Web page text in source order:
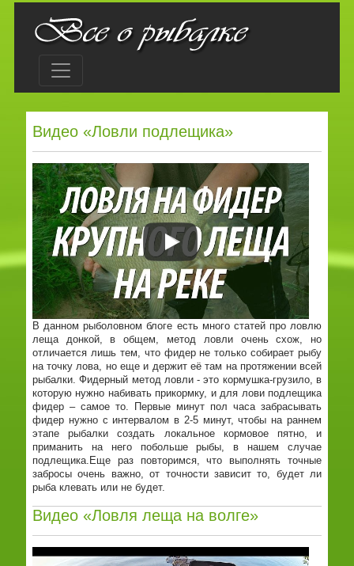
Видео «Ловли подлещика»
В данном рыболовном блоге есть много статей про ловлю
леща донкой, в общем, метод ловли очень схож, но
отличается лишь тем, что фидер не только собирает рыбу
на точку лова, но еще и держит её там на протяжении всей
рыбалки. Фидерный метод ловли - это кормушка-грузило, в
которую нужно набивать прикормку, и для лови подлещика
фидер – самое то. Первые минут пол часа забрасывать
фидер нужно с интервалом в 2-5 минут, чтобы на раннем
этапе рыбалки создать локальное кормовое пятно, и
приманить на него побольше рыбы, в нашем случае
подлещика.Еще раз повторимся, что выполнять точные
забросы очень важно, от точности зависит то, будет ли
рыба клевать или не будет.
Видео «Ловля леща на волге»